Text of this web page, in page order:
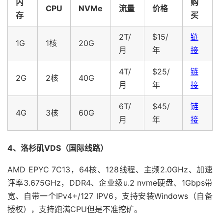
内
存
CPU NVMe 流量 价格
购
买
1G 1核 20G
2T/
月
$15/
年
链
接
2G 2核 40G
4T/
月
$25/
年
链
接
4G 3核 60G
6T/
月
$45/
年
链
接
4、洛杉矶VDS（国际线路）
AMD EPYC 7C13，64核、128线程、主频2.0GHz、加速
评率3.675GHz，DDR4、企业级u.2 nvme硬盘、1Gbps带
宽、自带一个IPv4+/127 IPV6，支持安装Windows（自备
授权），支持跑满CPU但是不准挖矿。